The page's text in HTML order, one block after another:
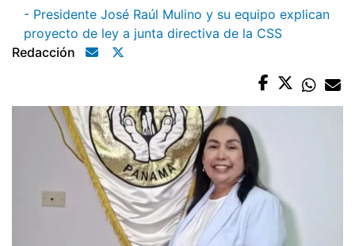
- Presidente José Raúl Mulino y su equipo explican
proyecto de ley a junta directiva de la CSS
Redacción